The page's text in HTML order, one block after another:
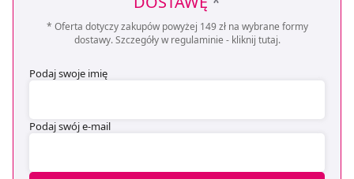
* Oferta dotyczy zakupów powyżej 149 zł na wybrane formy
dostawy. Szczegóły w regulaminie - kliknij tutaj.
Podaj swoje imię
Podaj swój e-mail